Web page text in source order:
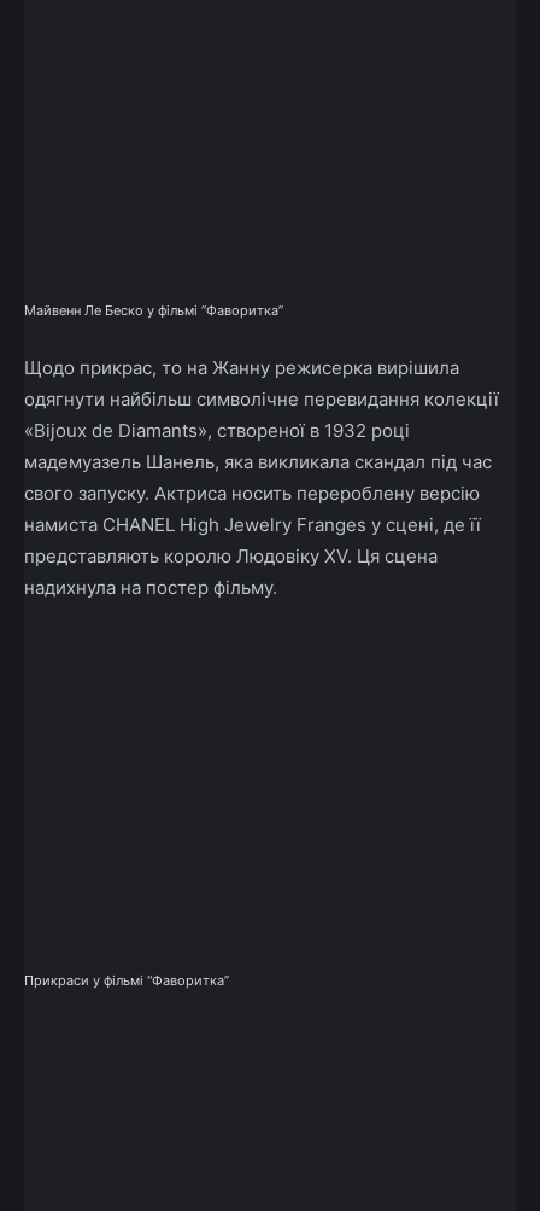
Майвенн Ле Беско у фільмі “Фаворитка”
Щодо прикрас, то на Жанну режисерка вирішила
одягнути найбільш символічне перевидання колекції
«Bijoux de Diamants», створеної в 1932 році
мадемуазель Шанель, яка викликала скандал під час
свого запуску. Актриса носить перероблену версію
намиста CHANEL High Jewelry Franges у сцені, де її
представляють королю Людовіку XV. Ця сцена
надихнула на постер фільму.
Прикраси у фільмі “Фаворитка”